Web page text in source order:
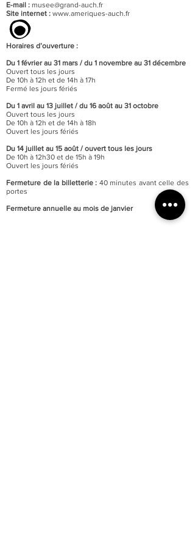
E-mail : musee@grand-auch.fr
Site internet : www.ameriques-auch.fr
Horaires d’ouverture :
Du 1 février au 31 mars / du 1 novembre au 31 décembre
Ouvert tous les jours
De 10h à 12h et de 14h à 17h
Fermé les jours fériés
Du 1 avril au 13 juillet / du 16 août au 31 octobre
Ouvert tous les jours
De 10h à 12h et de 14h à 18h
Ouvert les jours fériés
Du 14 juillet au 15 août / ouvert tous les jours
De 10h à 12h30 et de 15h à 19h
Ouvert les jours fériés
Fermeture de la billetterie : 40 minutes avant celle des
portes
Fermeture annuelle au mois de janvier